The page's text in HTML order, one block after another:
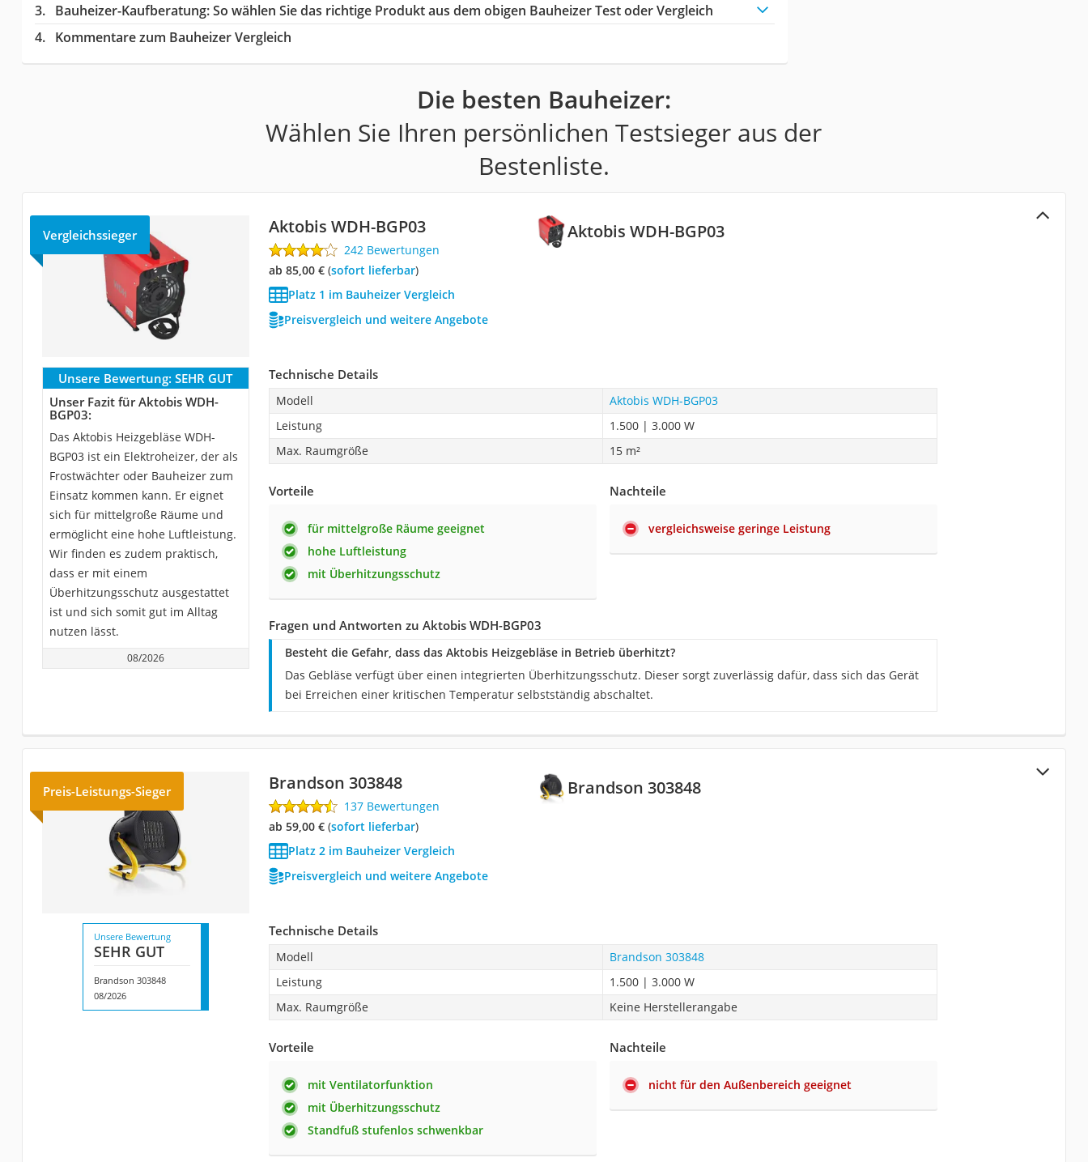
Bauheizer-Kaufberatung: So wählen Sie das richtige Produkt aus dem obigen Bauheizer Test oder Vergleich
Kommentare zum Bauheizer Vergleich
Die besten Bauheizer:
Wählen Sie Ihren persönlichen Testsieger aus der
Bestenliste.
Aktobis WDH-BGP03
Vergleichssieger Aktobis WDH-BGP03
242 Bewertungen
ab 85,00 €( Sofort lieferbar)
Platz 1 im Bauheizer Vergleich
Preisvergleich und weitere Angebote
Unsere Bewertung: SEHR GUT
Unser Fazit für Aktobis WDH-
BGP03:
Das Aktobis Heizgebläse WDH-
BGP03 ist ein Elektroheizer, der als
Frostwächter oder Bauheizer zum
Einsatz kommen kann. Er eignet
sich für mittelgroße Räume und
ermöglicht eine hohe Luftleistung.
Wir finden es zudem praktisch,
dass er mit einem
Überhitzungsschutz ausgestattet
ist und sich somit gut im Alltag
nutzen lässt.
08/2026
Technische Details
Modell
Aktobis WDH-BGP03
Leistung
1.500 | 3.000 W
Max. Raumgröße
15 m²
Vorteile
für mittelgroße Räume geeignet
hohe Luftleistung
mit Überhitzungsschutz
Nachteile
vergleichsweise geringe Leistung
Fragen und Antworten zu Aktobis WDH-BGP03
Besteht die Gefahr, dass das Aktobis Heizgebläse in Betrieb überhitzt?
Das Gebläse verfügt über einen integrierten Überhitzungsschutz. Dieser sorgt zuverlässig dafür, dass sich das Gerät
bei Erreichen einer kritischen Temperatur selbstständig abschaltet.
Brandson 303848
Preis-Leistungs-Sieger Brandson 303848
137 Bewertungen
ab 59,00 €( Sofort lieferbar)
Platz 2 im Bauheizer Vergleich
Preisvergleich und weitere Angebote
Unsere Bewertung
SEHR GUT
Brandson 303848
08/2026
Technische Details
Modell
Brandson 303848
Leistung
1.500 | 3.000 W
Max. Raumgröße
Keine Herstellerangabe
Vorteile
mit Ventilatorfunktion
mit Überhitzungsschutz
Standfuß stufenlos schwenkbar
Nachteile
nicht für den Außenbereich geeignet